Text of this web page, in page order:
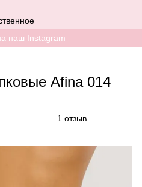
наш Instagram
Afina 014
1 отзыв